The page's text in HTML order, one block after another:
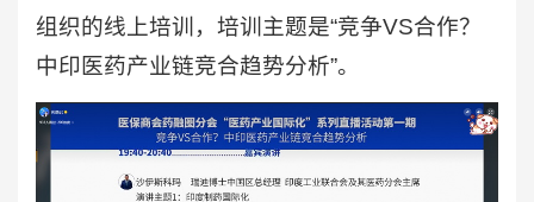
组织的线上培训，培训主题是“竞争VS合作？
中印医药产业链竞合趋势分析”。